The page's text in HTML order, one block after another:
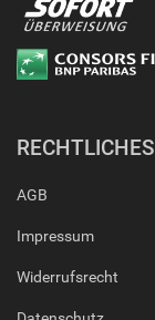
RECHTLICHES
AGB
Impressum
Widerrufsrecht